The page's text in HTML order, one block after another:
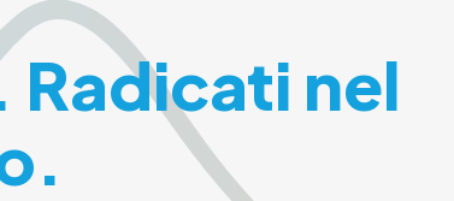
Radicati nel